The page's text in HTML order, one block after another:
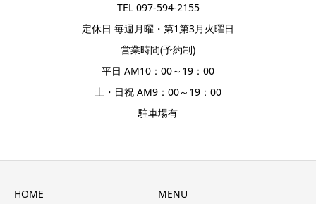
TEL 097-594-2155
定休日 毎週月曜・第1第3月火曜日
営業時間(予約制)
平日 AM10：00～19：00
土・日祝 AM9：00～19：00
駐車場有
HOME MENU